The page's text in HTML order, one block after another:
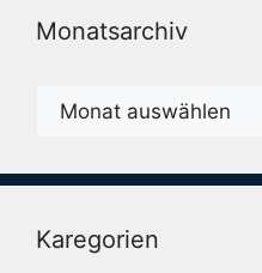
Monatsarchiv
Monatsarchiv
Karegorien